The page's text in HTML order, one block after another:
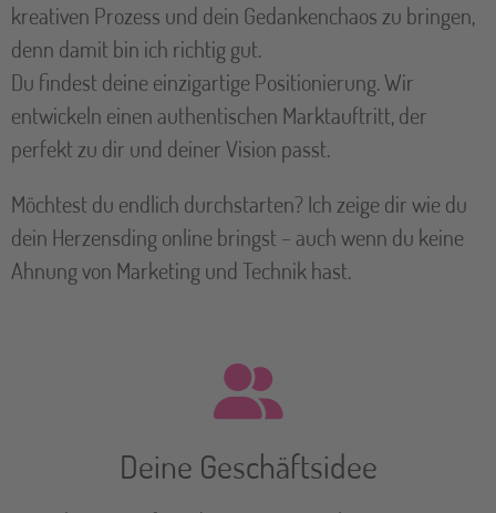
kreativen Prozess und dein Gedankenchaos zu bringen,
denn damit bin ich richtig gut.
Du findest deine einzigartige Positionierung. Wir
entwickeln einen authentischen Marktauftritt, der
perfekt zu dir und deiner Vision passt.
Möchtest du endlich durchstarten? Ich zeige dir wie du
dein Herzensding online bringst – auch wenn du keine
Ahnung von Marketing und Technik hast.
Deine Geschäftsidee